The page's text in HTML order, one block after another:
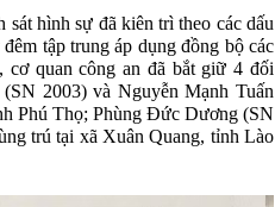
hình sự đã kiên trì theo các dấu
tập trung áp dụng đồng bộ các
cơ quan công an đã bắt giữ 4 đối
2003) và Nguyễn Mạnh Tuấn
Phú Thọ; Phùng Đức Dương (SN
trú tại xã Xuân Quang, tỉnh Lào